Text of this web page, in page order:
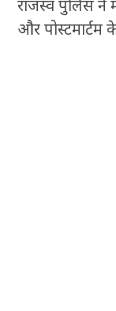
राजस्व पुलिस
और पोस्टमार्टम